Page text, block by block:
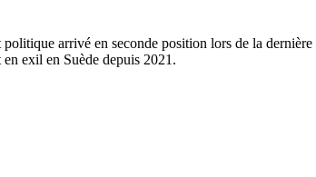
arrivé en seconde position lors de la
exil en Suède depuis 2021.